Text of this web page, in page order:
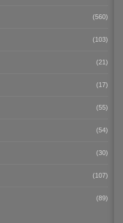
(560)
(103)
(21)
(17)
(55)
(54)
(30)
(107)
(89)